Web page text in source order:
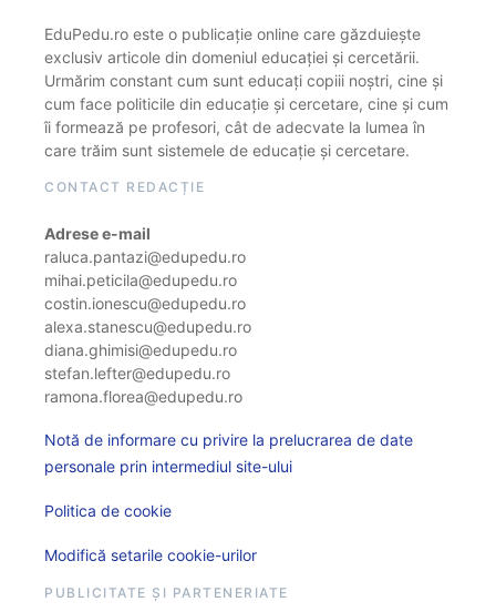
EduPedu.ro este o publicație online care găzduiește
exclusiv articole din domeniul educației și cercetării.
Urmărim constant cum sunt educați copiii noștri, cine și
cum face politicile din educație și cercetare, cine și cum
îi formează pe profesori, cât de adecvate la lumea în
care trăim sunt sistemele de educație și cercetare.
CONTACT REDACȚIE
Adrese e-mail
raluca.pantazi@edupedu.ro
mihai.peticila@edupedu.ro
costin.ionescu@edupedu.ro
alexa.stanescu@edupedu.ro
diana.ghimisi@edupedu.ro
stefan.lefter@edupedu.ro
ramona.florea@edupedu.ro
Notă de informare cu privire la prelucrarea de date
personale prin intermediul site-ului
Politica de cookie
Modifică setarile cookie-urilor
PUBLICITATE ȘI PARTENERIATE